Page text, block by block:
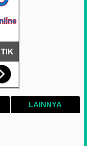
LAINNYA